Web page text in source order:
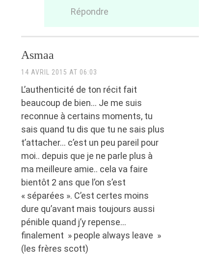
Répondre
Asmaa
14 AVRIL 2015 AT 06:03
L’authenticité de ton récit fait
beaucoup de bien… Je me suis
reconnue à certains moments, tu
sais quand tu dis que tu ne sais plus
t’attacher… c’est un peu pareil pour
moi.. depuis que je ne parle plus à
ma meilleure amie.. cela va faire
bientôt 2 ans que l’on s’est
« séparées ». C’est certes moins
dure qu’avant mais toujours aussi
pénible quand j’y repense…
finalement » people always leave »
(les frères scott)